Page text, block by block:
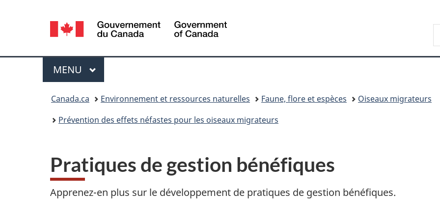
Invitations
sujet
HTML
Sélection
de
la
langue
Canada
Menu
MENU PRINCIPAL
Canada.ca Environnement et ressources naturelles Faune, flore et espèces
Oiseaux migrateurs
Prévention des effets néfastes pour les oiseaux migrateurs
Pratiques de gestion bénéfiques
Apprenez-en plus sur le développement de pratiques de gestion bénéfiques.